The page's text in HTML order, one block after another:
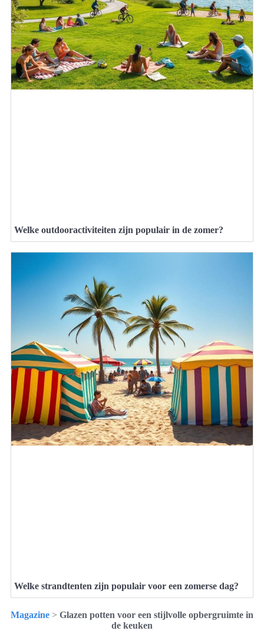
Welke outdooractiviteiten zijn populair in de zomer?
Welke strandtenten zijn populair voor een zomerse dag?
Magazine > Glazen potten voor een stijlvolle opbergruimte in
de keuken